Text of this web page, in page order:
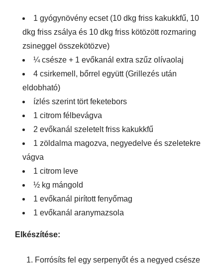
1 gyógynövény ecset (10 dkg friss kakukkfű, 10
dkg friss zsálya és 10 dkg friss kötözött rozmaring
zsineggel összekötözve)
¼ csésze + 1 evőkanál extra szűz olívaolaj
4 csirkemell, bőrrel együtt (Grillezés után
eldobható)
ízlés szerint tört feketebors
1 citrom félbevágva
2 evőkanál szeletelt friss kakukkfű
1 zöldalma magozva, negyedelve és szeletekre
vágva
1 citrom leve
½ kg mángold
1 evőkanál pirított fenyőmag
1 evőkanál aranymazsola
Elkészítése:
Forrósíts fel egy serpenyőt és a negyed csésze